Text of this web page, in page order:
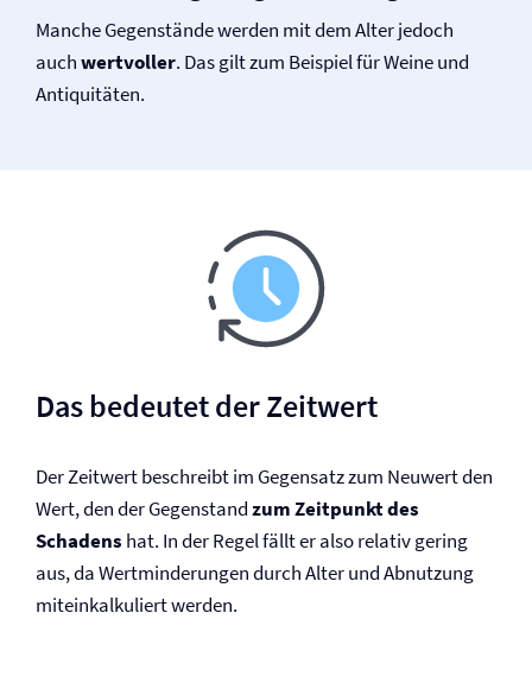
Manche Gegenstände werden mit dem Alter jedoch
auchwertvoller. Das gilt zum Beispiel für Weine und
Antiquitäten.
Das bedeutet der Zeitwert
Der Zeitwert beschreibt im Gegensatz zum Neuwert den
Wert, den der Gegenstandzum Zeitpunkt des
Schadens hat. In der Regel fällt er also relativ gering
aus, da Wertminderungen durch Alter und Abnutzung
miteinkalkuliert werden.